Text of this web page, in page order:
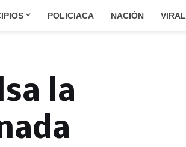
POLICIACA NACIÓN VIRAL
la